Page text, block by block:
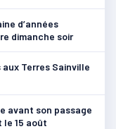
d’années
dimanche soir
Terres Sainville
avant son passage
15 août